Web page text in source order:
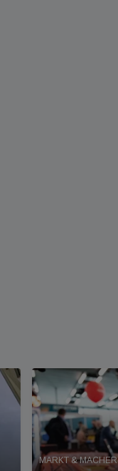
MARKT & MACHER